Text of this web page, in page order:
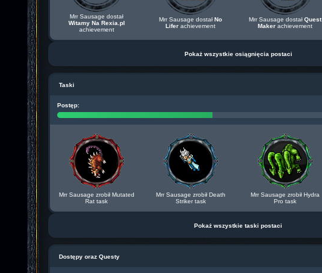
Mrr Sausage dostał
Witamy Na Rexia.pl
achievement
Mrr Sausage dostał No
Lifer achievement
Mrr Sausage dostał Quest
Maker achievement
Pokaż wszystkie osiągnięcia postaci
Taski
Postęp:
Mrr Sausage zrobił Mutated
Rat task
Mrr Sausage zrobił Death
Striker task
Mrr Sausage zrobił Hydra
Pro task
Pokaż wszystkie taski postaci
Dostępy oraz Questy